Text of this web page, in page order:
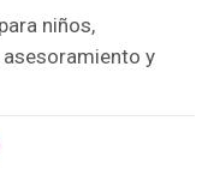
niños,
y